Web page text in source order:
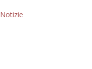
Notizie